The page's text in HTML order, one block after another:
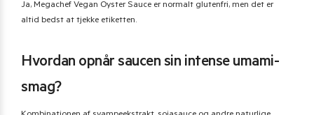
Ja, Megachef Vegan Oyster Sauce er normalt glutenfri, men det er
altid bedst at tjekke etiketten.
Hvordan opnår saucen sin intense umami-
smag?